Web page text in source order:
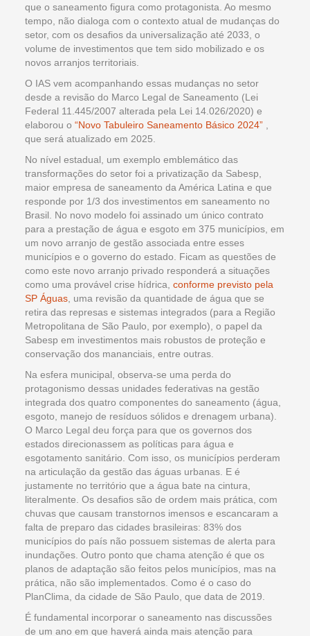
que o saneamento figura como protagonista. Ao mesmo
tempo, não dialoga com o contexto atual de mudanças do
setor, com os desafios da universalização até 2033, o
volume de investimentos que tem sido mobilizado e os
novos arranjos territoriais.
O IAS vem acompanhando essas mudanças no setor
desde a revisão do Marco Legal de Saneamento (Lei
Federal 11.445/2007 alterada pela Lei 14.026/2020) e
elaborou o “Novo Tabuleiro Saneamento Básico 2024”
que será atualizado em 2025.
No nível estadual, um exemplo emblemático das
transformações do setor foi a privatização da Sabesp,
maior empresa de saneamento da América Latina e que
responde por 1/3 dos investimentos em saneamento no
Brasil. No novo modelo foi assinado um único contrato
para a prestação de água e esgoto em 375 municípios, em
um novo arranjo de gestão associada entre esses
municípios e o governo do estado. Ficam as questões de
como este novo arranjo privado responderá a situações
como uma provável crise hídrica, conforme previsto pela
SP Águas , uma revisão da quantidade de água que se
retira das represas e sistemas integrados (para a Região
Metropolitana de São Paulo, por exemplo), o papel da
Sabesp em investimentos mais robustos de proteção e
conservação dos mananciais, entre outras.
Na esfera municipal, observa-se uma perda do
protagonismo dessas unidades federativas na gestão
integrada dos quatro componentes do saneamento (água,
esgoto, manejo de resíduos sólidos e drenagem urbana).
O Marco Legal deu força para que os governos dos
estados direcionassem as políticas para água e
esgotamento sanitário. Com isso, os municípios perderam
na articulação da gestão das águas urbanas. E é
justamente no território que a água bate na cintura,
literalmente. Os desafios são de ordem mais prática, com
chuvas que causam transtornos imensos e escancaram a
falta de preparo das cidades brasileiras: 83% dos
municípios do país não possuem sistemas de alerta para
inundações. Outro ponto que chama atenção é que os
planos de adaptação são feitos pelos municípios, mas na
prática, não são implementados. Como é o caso do
PlanClima, da cidade de São Paulo, que data de 2019.
É fundamental incorporar o saneamento nas discussões
de um ano em que haverá ainda mais atenção para